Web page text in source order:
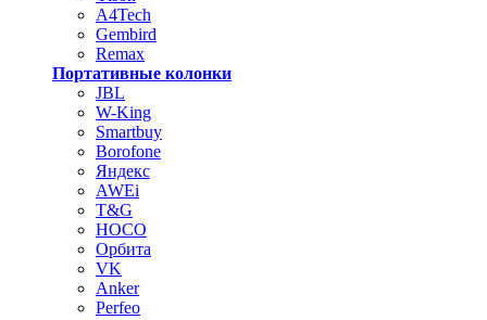
A4Tech
Gembird
Remax
Портативные колонки
JBL
W-King
Smartbuy
Borofone
Яндекс
AWEi
T&G
HOCO
Орбита
VK
Anker
Perfeo